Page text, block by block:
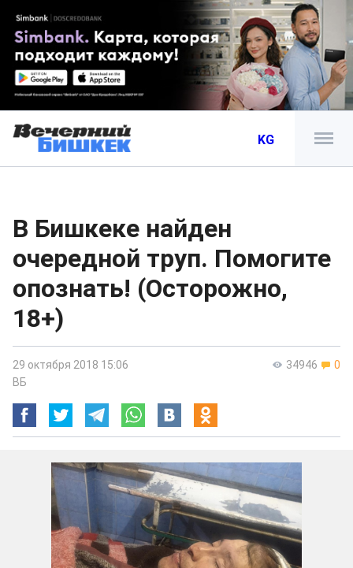
KG
В Бишкеке найден
очередной труп. Помогите
опознать! (Осторожно,
18+)
34946 0
29 октября 2018 15:06
ВБ